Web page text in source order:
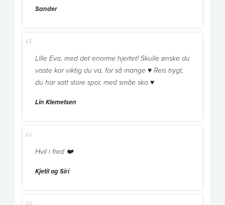
Sander
Lille Eva, med det enorme hjertet! Skulle ønske du
visste kor viktig du va, for så mange ♥️ Reis trygt,
du har satt store spor, med småe sko ♥️
Lin Klemetsen
Hvil i fred ❤️
Kjetil og Siri